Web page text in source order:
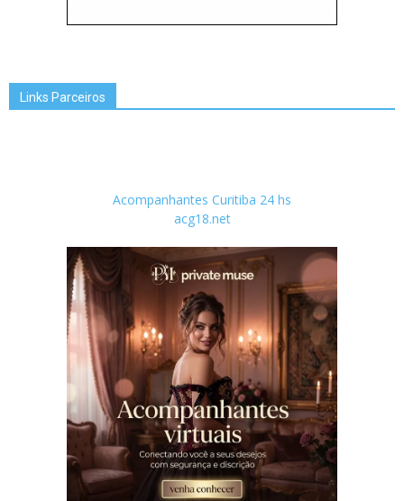
Links Parceiros
Acompanhantes Curitiba 24 hs
acg18.net